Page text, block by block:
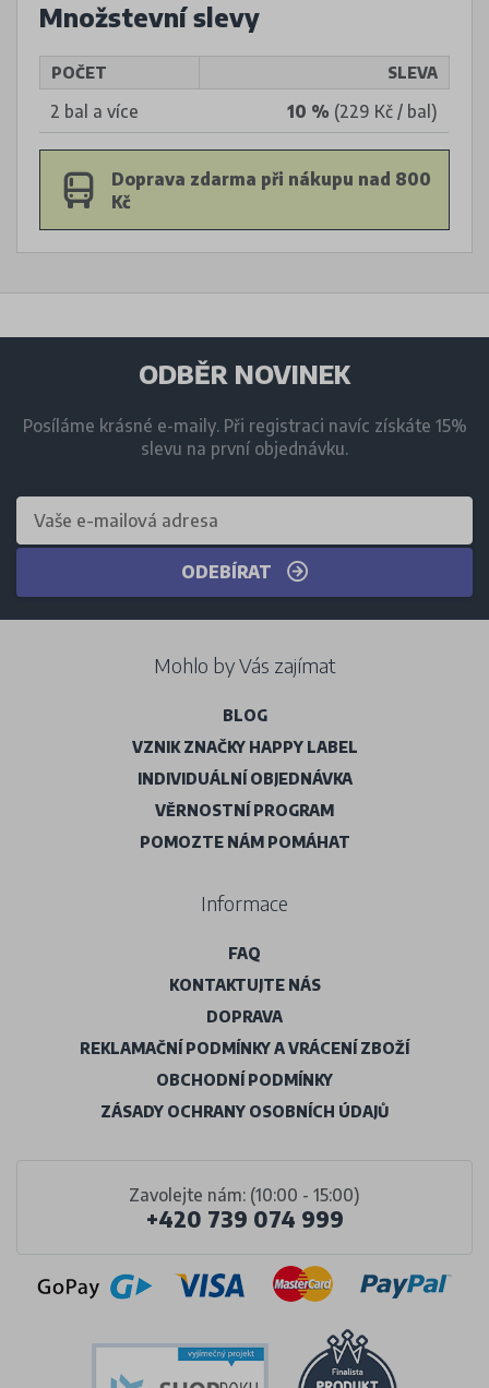
Množstevní slevy
POČET SLEVA
2 bal a více 10 % (229 Kč / bal)
Doprava zdarma při nákupu nad 800
Kč
ODBĚR NOVINEK
Posíláme krásné e-maily. Při registraci navíc získáte 15%
slevu na první objednávku.
ODEBÍRAT
Zavolejte nám: (10:00 - 15:00)
+420 739 074 999
Mohlo by Vás zajímat
BLOG
VZNIK ZNAČKY HAPPY LABEL
INDIVIDUÁLNÍ OBJEDNÁVKA
VĚRNOSTNÍ PROGRAM
POMOZTE NÁM POMÁHAT
Informace
FAQ
KONTAKTUJTE NÁS
DOPRAVA
REKLAMAČNÍ PODMÍNKY A VRÁCENÍ ZBOŽÍ
OBCHODNÍ PODMÍNKY
ZÁSADY OCHRANY OSOBNÍCH ÚDAJŮ